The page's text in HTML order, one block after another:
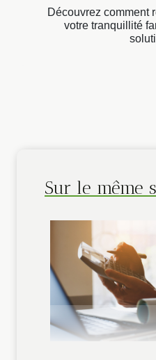
Découvrez comment
votre tranquillité
Sur le même